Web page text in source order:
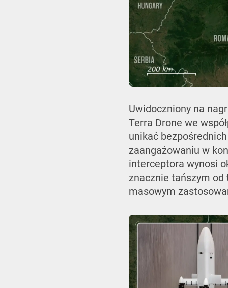
Uwidoczniony na
Terra Drone we
unikać
zaangażowaniu w
interceptora wynosi
znacznie tańszym
masowym